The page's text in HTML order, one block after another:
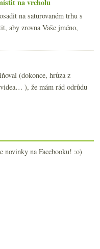
na vrcholu
na saturovaném trhu s
aby zrovna Vaše jméno,
(dokonce, hrůza z
), že mám rád odrůdu
novinky na Facebooku! :o)